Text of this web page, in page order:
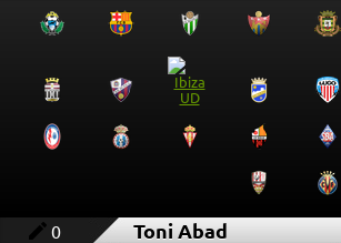
0 Toni Abad